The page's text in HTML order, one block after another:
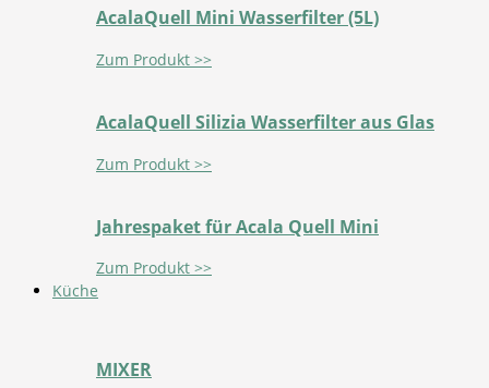
AcalaQuell Mini Wasserfilter (5L)
Zum Produkt >>
AcalaQuell Silizia Wasserfilter aus Glas
Zum Produkt >>
Jahrespaket für Acala Quell Mini
Zum Produkt >>
Küche
MIXER